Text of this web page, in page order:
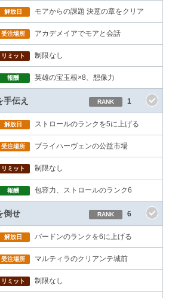
解放日 モアからの課題 決意の章をクリア
受注場所 アカデメイアでモアと会話
リミット 制限なし
報酬 英雄の宝玉根×8、想像力
手伝え RANK 1
解放日 ストロールのランクを5に上げる
受注場所 ブライハーヴェンの公益市場
リミット 制限なし
報酬 包容力、ストロールのランク6
倒せ RANK 6
解放日 バードンのランクを6に上げる
受注場所 マルティラのクリアンテ城前
リミット 制限なし